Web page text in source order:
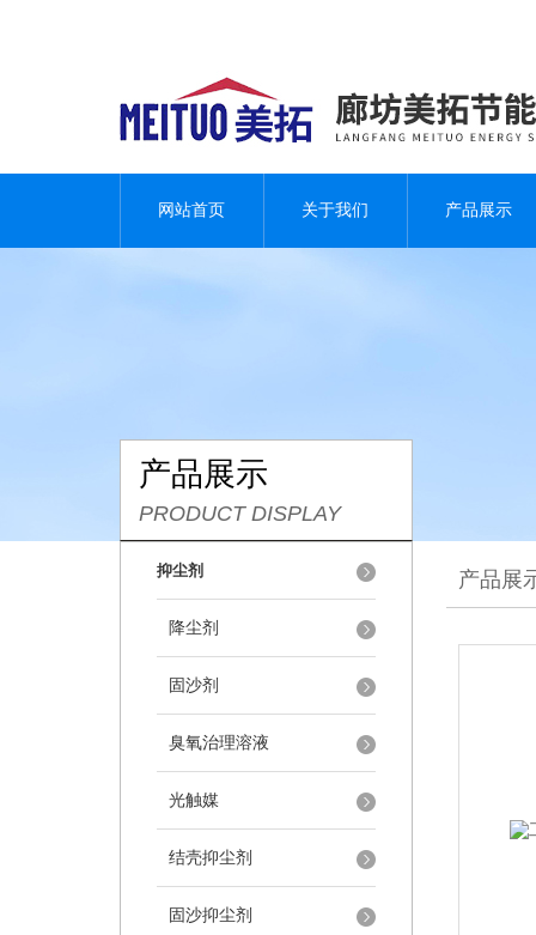
网站首页 关于我们 产品展示
产品展示
PRODUCT DISPLAY
抑尘剂
降尘剂
固沙剂
臭氧治理溶液
光触媒
结壳抑尘剂
固沙抑尘剂
产品展